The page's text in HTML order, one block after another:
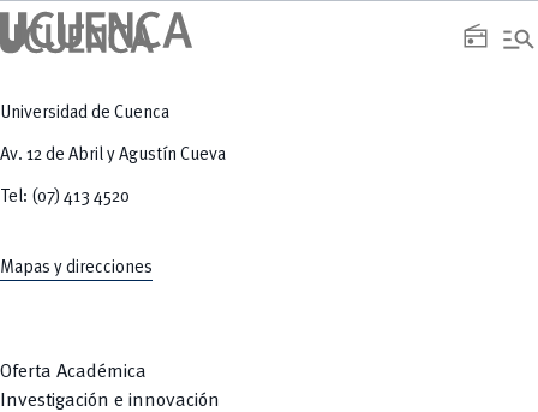
radio manage_search
Universidad de Cuenca
Av. 12 de Abril y Agustín Cueva
Tel: (07) 413 4520
Mapas y direcciones
Oferta Académica
Investigación e innovación